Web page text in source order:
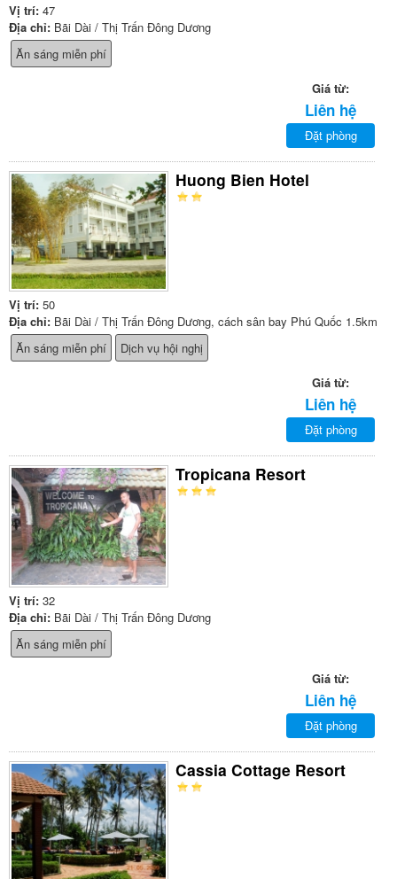
Vị trí: 47
Địa chỉ: Bãi Dài / Thị Trấn Đông Dương
Ăn sáng miễn phí
Giá từ:
Liên hệ
Đặt phòng
Huong Bien Hotel
Vị trí: 50
Địa chỉ: Bãi Dài / Thị Trấn Đông Dương, cách sân bay Phú Quốc 1.5km
Ăn sáng miễn phí
Dịch vụ hội nghị
Giá từ:
Liên hệ
Đặt phòng
Tropicana Resort
Vị trí: 32
Địa chỉ: Bãi Dài / Thị Trấn Đông Dương
Ăn sáng miễn phí
Giá từ:
Liên hệ
Đặt phòng
Cassia Cottage Resort